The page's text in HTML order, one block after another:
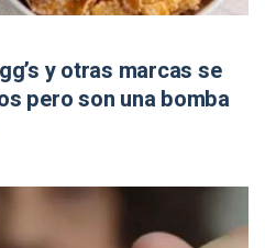
y otras marcas se
pero son una bomba